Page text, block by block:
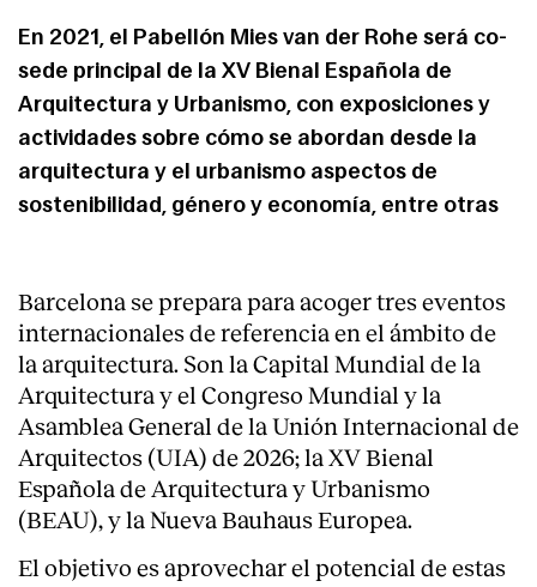
About
En 2021, el Pabellón Mies van der Rohe será co-
sede principal de la XV Bienal Española de
Arquitectura y Urbanismo, con exposiciones y
actividades sobre cómo se abordan desde la
arquitectura y el urbanismo aspectos de
sostenibilidad, género y economía, entre otras
Barcelona se prepara para acoger tres eventos
internacionales de referencia en el ámbito de
la arquitectura. Son la Capital Mundial de la
Arquitectura y el Congreso Mundial y la
Asamblea General de la Unión Internacional de
Arquitectos (UIA) de 2026; la XV Bienal
Española de Arquitectura y Urbanismo
(BEAU), y la Nueva Bauhaus Europea.
El objetivo es aprovechar el potencial de estas